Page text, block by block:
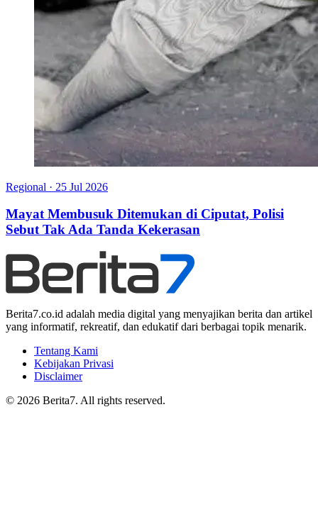
Regional · 25 Jul 2026
Mayat Membusuk Ditemukan di Ciputat, Polisi
Sebut Tak Ada Tanda Kekerasan
Berita7.co.id adalah media digital yang menyajikan berita dan artikel
yang informatif, rekreatif, dan edukatif dari berbagai topik menarik.
Tentang Kami
Kebijakan Privasi
Disclaimer
© 2026 Berita7. All rights reserved.